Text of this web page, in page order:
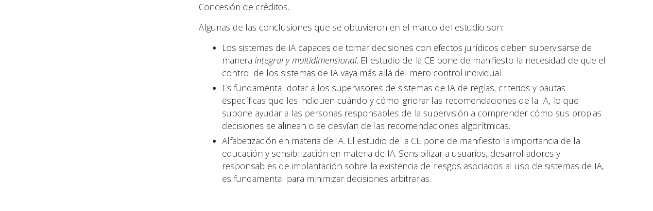
Concesión de créditos.
Algunas de las conclusiones que se obtuvieron en el marco del estudio son:
Los sistemas de IA capaces de tomar decisiones con efectos jurídicos deben supervisarse de
manera integral y multidimensional. El estudio de la CE pone de manifiesto la necesidad de que el
control de los sistemas de IA vaya más allá del mero control individual.
Es fundamental dotar a los supervisores de sistemas de IA de reglas, criterios y pautas
específicas que les indiquen cuándo y cómo ignorar las recomendaciones de la IA, lo que
supone ayudar a las personas responsables de la supervisión a comprender cómo sus propias
decisiones se alinean o se desvían de las recomendaciones algorítmicas.
Alfabetización en materia de IA. El estudio de la CE pone de manifiesto la importancia de la
educación y sensibilización en materia de IA. Sensibilizar a usuarios, desarrolladores y
responsables de implantación sobre la existencia de riesgos asociados al uso de sistemas de IA,
es fundamental para minimizar decisiones arbitrarias.